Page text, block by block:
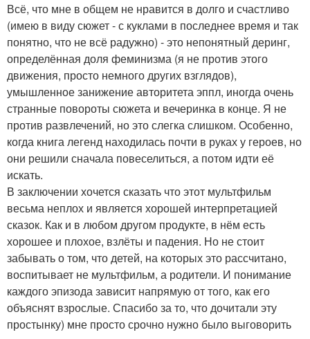
Всё, что мне в общем не нравится в долго и счастливо
(имею в виду сюжет - с куклами в последнее время и так
понятно, что не всё радужно) - это непонятный деринг,
определённая доля феминизма (я не против этого
движения, просто немного других взглядов),
умышленное занижение авторитета эппл, иногда очень
странные повороты сюжета и вечеринка в конце. Я не
против развлечений, но это слегка слишком. Особенно,
когда книга легенд находилась почти в руках у героев, но
они решили сначала повеселиться, а потом идти её
искать.
В заключении хочется сказать что этот мультфильм
весьма неплох и является хорошей интерпретацией
сказок. Как и в любом другом продукте, в нём есть
хорошее и плохое, взлёты и падения. Но не стоит
забывать о том, что детей, на которых это рассчитано,
воспитывает не мультфильм, а родители. И понимание
каждого эпизода зависит напрямую от того, как его
объяснят взрослые. Спасибо за то, что дочитали эту
простынку) мне просто срочно нужно было выговорить